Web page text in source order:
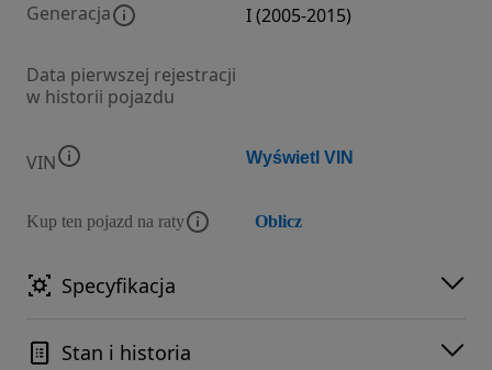
Generacja I (2005-2015)
Data pierwszej rejestracji
w historii pojazdu
VIN Wyświetl VIN
Kup ten pojazd na raty Oblicz
Specyfikacja
Stan i historia